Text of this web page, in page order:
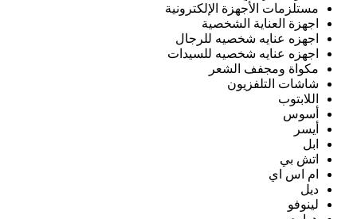
مستلزمات الأجهزة الإلكترونية
اجهزة العناية الشخصية
اجهزه عنايه شخصيه للرجال
اجهزه عنايه شخصيه للسيدات
مكواة ومجفف الشعر
شاشات التلفزيون
اللابتوب
أسوس
أيسر
ابل
اتش بي
ام اس اي
ديل
لينوفو